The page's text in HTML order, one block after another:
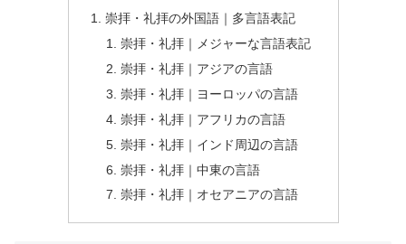
崇拝・礼拝の外国語｜多言語表記
崇拝・礼拝｜メジャーな言語表記
崇拝・礼拝｜アジアの言語
崇拝・礼拝｜ヨーロッパの言語
崇拝・礼拝｜アフリカの言語
崇拝・礼拝｜インド周辺の言語
崇拝・礼拝｜中東の言語
崇拝・礼拝｜オセアニアの言語